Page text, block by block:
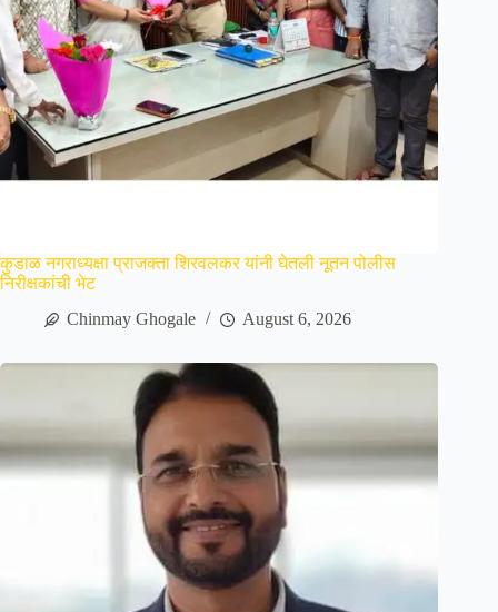
कुडाळ नगराध्यक्षा प्राजक्ता शिरवलकर यांनी घेतली नूतन पोलीस
निरीक्षकांची भेट
Chinmay Ghogale
August 6, 2026